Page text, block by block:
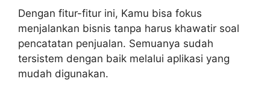
Dengan fitur-fitur ini, Kamu bisa fokus
menjalankan bisnis tanpa harus khawatir soal
pencatatan penjualan. Semuanya sudah
tersistem dengan baik melalui aplikasi yang
mudah digunakan.